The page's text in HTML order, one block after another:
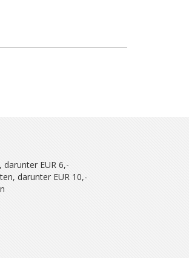
EUR 6,-
darunter EUR 10,-